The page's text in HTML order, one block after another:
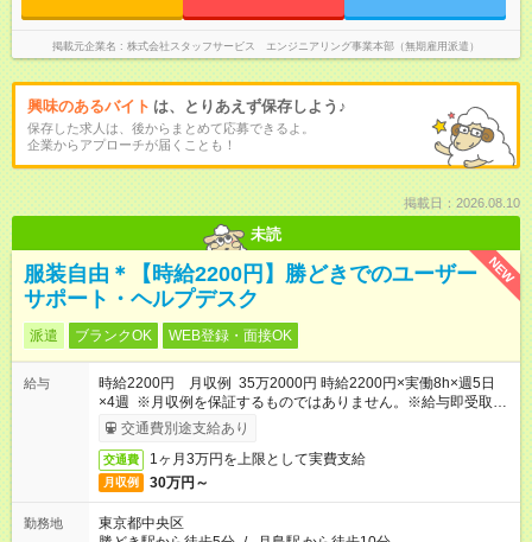
掲載元企業名 株式会社スタッフサービス エンジニアリング事業本部（無期雇用派遣）
興味のあるバイト は、とりあえず保存しよう♪
保存した求人は、後からまとめて応募できるよ。
企業からアプローチが届くことも！
掲載日：2026.08.10
未読
NEW
服装自由＊【時給2200円】勝どきでのユーザー
サポート・ヘルプデスク
派遣 ブランクOK WEB登録・面接OK
給与
時給2200円 月収例 35万2000円 時給2200円×実働8h×週5日
×4週 ※月収例を保証するものではありません。※給与即受取り
サービス利用可（利用条件有）
交通費別途支給あり
交通費 1ヶ月3万円を上限として実費支給
月収例 30万円～
勤務地
東京都中央区